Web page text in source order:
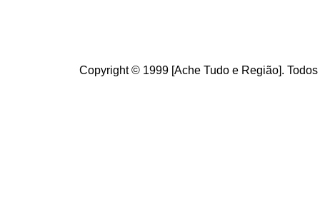
Copyright © 1999 [Ache Tudo e Região].